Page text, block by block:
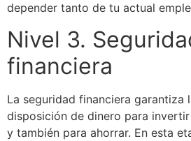
depender tanto de tu actual
Nivel 3.
financiera
La seguridad financiera garantiza
disposición de dinero para
y también para ahorrar. En esta